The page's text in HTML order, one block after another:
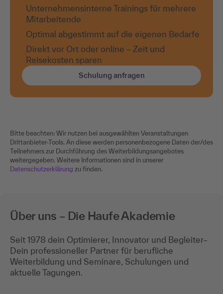
Unternehmensinterne Trainings für mehrere
Mitarbeitende
Optimal abgestimmt auf die eigenen Bedarfe
Direkt vor Ort oder online – Zeit und
Reisekosten sparen
Schulung anfragen
Bitte beachten: Wir nutzen bei ausgewählten Veranstaltungen
Drittanbieter-Tools. An diese werden personenbezogene Daten der/des
Teilnehmers zur Durchführung des Weiterbildungsangebotes
weitergegeben. Weitere Informationen sind in unserer
Datenschutzerklärung zu finden.
Über uns – Die Haufe Akademie
Seit 1978 dein Optimierer, Innovator und Begleiter–
Dein professioneller Partner für berufliche
Weiterbildung und Seminare, Schulungen und
aktuelle Tagungen.